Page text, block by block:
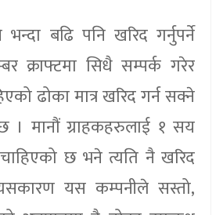
बढि पनि खरिद गर्नुपर्ने
क्राफ्टमा सिधै सम्पर्क गरेर
ढोका मात्र खरिद गर्न सक्ने
। मानौं ग्राहकहरुलाई १ सय
चाहिएको छ भने त्यति नै खरिद
यस कम्पनीले सस्तो,